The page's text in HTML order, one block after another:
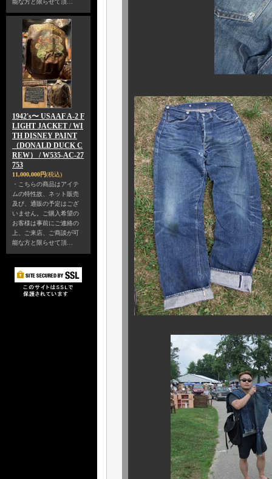
能な方と限らせて頂…
1942's〜 USAAF A-2 F
LIGHT JACKET / WI
TH DISNEY PAINT
（DONALD DUCK C
REW） / W535-AC-27
753
11,000,000円(税込)
・こちらの商品はアイテ
ムの特性故、ネット販売
及び、通販の予定はござ
いません。ご購入希望の
お客様は事前にご連絡の
上、ご来店、ご商談が可
能な方と限らせて頂…